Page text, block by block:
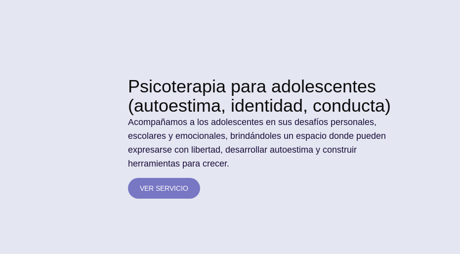
Psicoterapia para adolescentes
(autoestima, identidad, conducta)
Acompañamos a los adolescentes en sus desafíos personales,
escolares y emocionales, brindándoles un espacio donde pueden
expresarse con libertad, desarrollar autoestima y construir
herramientas para crecer.
VER SERVICIO